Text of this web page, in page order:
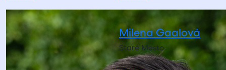
Milena Gaalová
Staré Mesto